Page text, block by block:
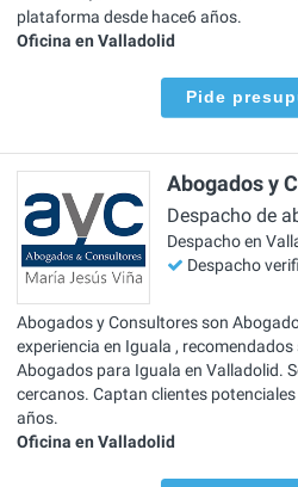
plataforma desde hace6 años.
Oficina en Valladolid
Pide
Abogados y
Despacho de
Despacho en
Despacho
Abogados y Consultores son
experiencia en Iguala ,
Abogados para Iguala en Valladolid.
cercanos. Captan clientes
años.
Oficina en Valladolid